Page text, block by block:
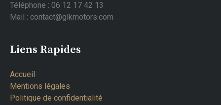
Téléphone : 06 12 17 42 13
Mail : contact@glkmotors.com
Liens Rapides
Accueil
Mentions légales
Politique de confidentialité